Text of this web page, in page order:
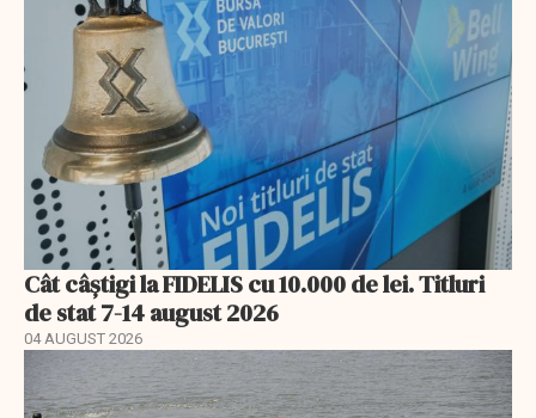
Cât câștigi la FIDELIS cu 10.000 de lei. Titluri
de stat 7-14 august 2026
04 AUGUST 2026